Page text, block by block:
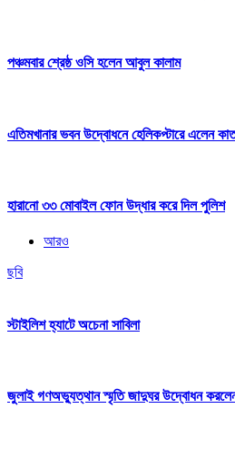
পঞ্চমবার শ্রেষ্ঠ ওসি হলেন আবুল কালাম
এতিমখানার ভবন উদ্বোধনে হেলিকপ্টারে এলেন
হারানো ৩৩ মোবাইল ফোন উদ্ধার করে দিল পুলিশ
আরও
ছবি
স্টাইলিশ হ্যাটে অচেনা সাবিলা
জুলাই গণঅভ্যুত্থান স্মৃতি জাদুঘর উদ্বোধন করলেন